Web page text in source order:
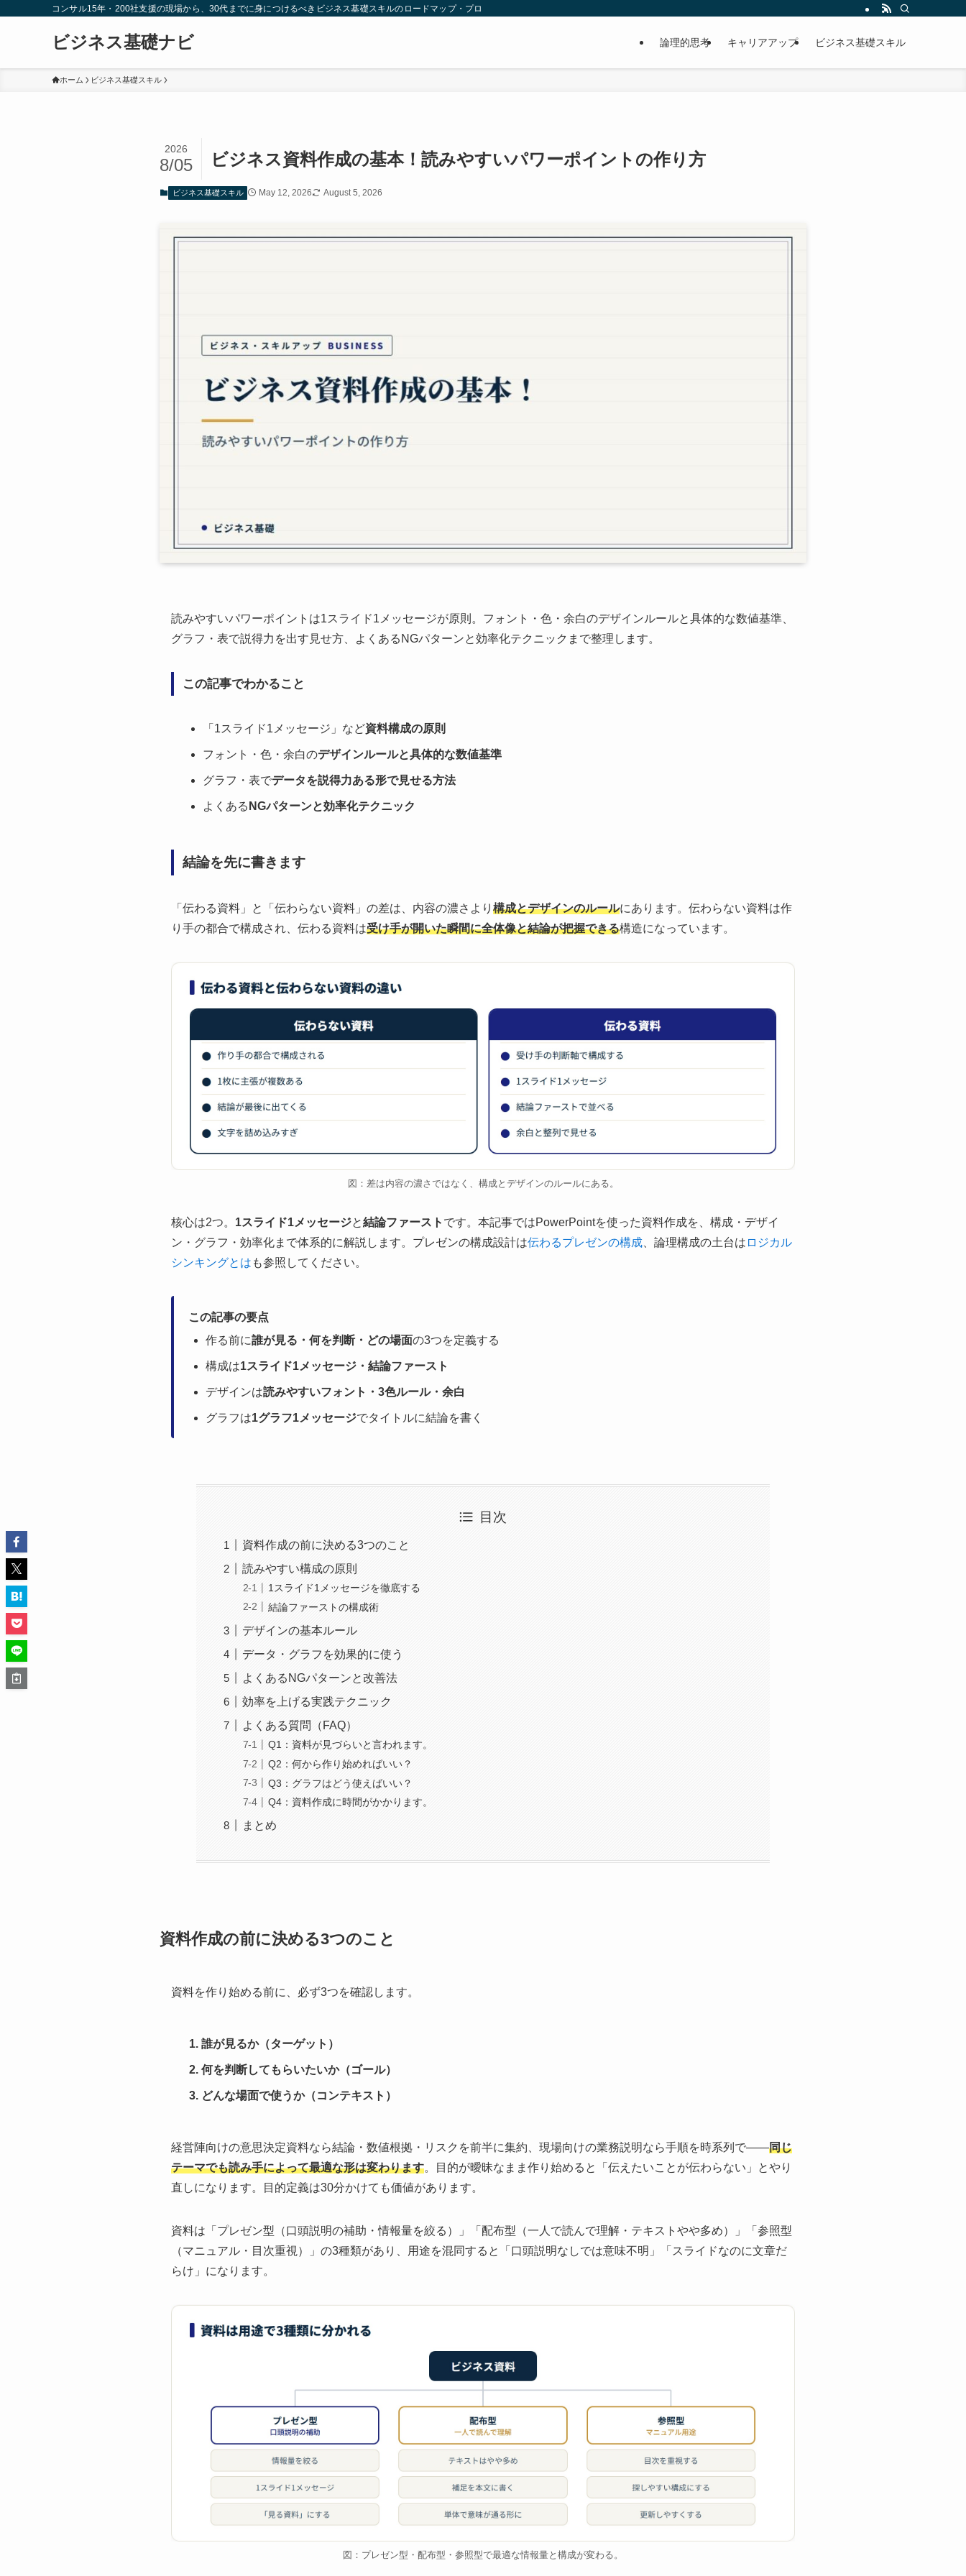
コンサル15年・200社支援の現場から、30代までに身につけるべきビジネス基礎スキルのロードマップ・プログラミングスクール選び・AI活用法を解説します。
ビジネス基礎ナビ 論理的思考 キャリアアップ ビジネス基礎スキル
ホーム ビジネス基礎スキル
ビジネス資料作成の基本！読みやすいパワーポイントの作り方
2026
8/05
ビジネス基礎スキル May 12, 2026 August 5, 2026
読みやすいパワーポイントは1スライド1メッセージが原則。フォント・色・余白のデザインルールと具体的な数値基準、
グラフ・表で説得力を出す見せ方、よくあるNGパターンと効率化テクニックまで整理します。
この記事でわかること
「1スライド1メッセージ」など資料構成の原則
フォント・色・余白のデザインルールと具体的な数値基準
グラフ・表でデータを説得力ある形で見せる方法
よくある NGパターンと効率化テクニック
結論を先に書きます
「伝わる資料」と「伝わらない資料」の差は、内容の濃さより 構成とデザインのルールにあります。伝わらない資料は作
り手の都合で構成され、伝わる資料は受け手が開いた瞬間に全体像と結論が把握できる構造になっています。
図：差は内容の濃さではなく、構成とデザインのルールにある。
核心は2つ。 1スライド1メッセージと結論ファースト です。本記事ではPowerPointを使った資料作成を、構成・デザイ
ン・グラフ・効率化まで体系的に解説します。プレゼンの構成設計は伝わるプレゼンの構成 、論理構成の土台は ロジカル
シンキングとは も参照してください。
この記事の要点
作る前に誰が見る・何を判断・どの場面の3つを定義する
構成は1スライド1メッセージ・結論ファースト
デザインは読みやすいフォント・3色ルール・余白
グラフは1グラフ1メッセージでタイトルに結論を書く
目次
資料作成の前に決める3つのこと
読みやすい構成の原則
1スライド1メッセージを徹底する
結論ファーストの構成術
デザインの基本ルール
データ・グラフを効果的に使う
よくあるNGパターンと改善法
効率を上げる実践テクニック
よくある質問（FAQ）
Q1：資料が見づらいと言われます。
Q2：何から作り始めればいい？
Q3：グラフはどう使えばいい？
Q4：資料作成に時間がかかります。
まとめ
資料作成の前に決める3つのこと
資料を作り始める前に、必ず3つを確認します。
誰が見るか（ターゲット）
何を判断してもらいたいか（ゴール）
どんな場面で使うか（コンテキスト）
経営陣向けの意思決定資料なら結論・数値根拠・リスクを前半に集約、現場向けの業務説明なら手順を時系列で——同じ
テーマでも読み手によって最適な形は変わります。目的が曖昧なまま作り始めると「伝えたいことが伝わらない」とやり
直しになります。目的定義は30分かけても価値があります。
資料は「プレゼン型（口頭説明の補助・情報量を絞る）」「配布型（一人で読んで理解・テキストやや多め）」「参照型
（マニュアル・目次重視）」の3種類があり、用途を混同すると「口頭説明なしでは意味不明」「スライドなのに文章だ
らけ」になります。
図：プレゼン型・配布型・参照型で最適な情報量と構成が変わる。